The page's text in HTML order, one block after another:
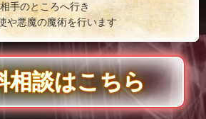
手のところへ行き
や悪魔の魔術を行います
相談はこちら